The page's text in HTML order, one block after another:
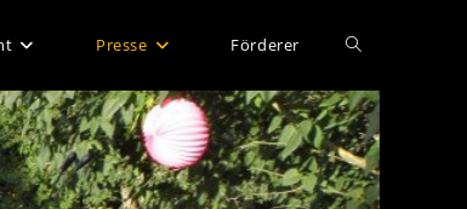
Presse Förderer Website-
Suche